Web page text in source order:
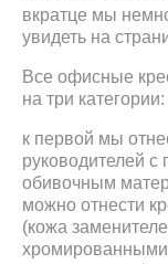
вкратце мы
увидеть на
Все офисные
на три категории:
к первой мы
руководителей с
обивочным
можно отнести
(кожа
хромированными